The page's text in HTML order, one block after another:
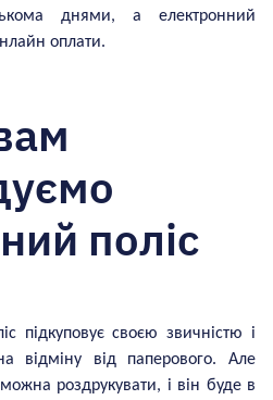
днями, а електронний
оплати.
поліс
підкуповує своєю звичністю і
відміну від паперового. Але
роздрукувати, і він буде в